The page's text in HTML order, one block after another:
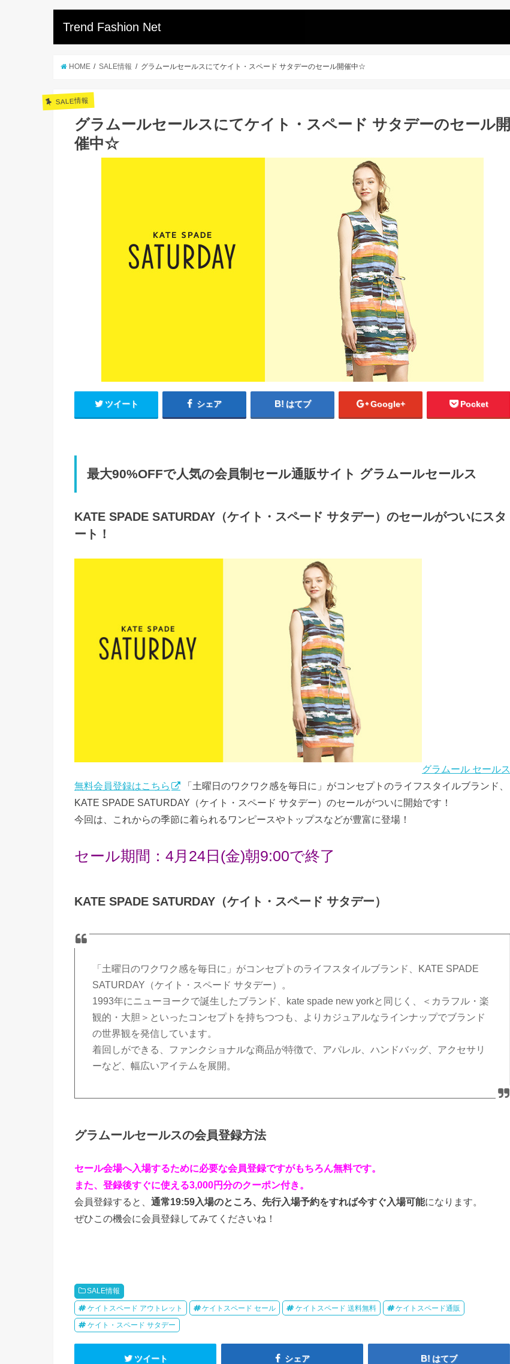
Trend Fashion Net
HOME SALE情報 グラムールセールスにてケイト・スペード サタデーのセール開催中☆
SALE情報
グラムールセールスにてケイト・スペード サタデーのセール開
催中☆
ツイート シェア はてブ Google+ Pocket
最大90%OFFで人気の会員制セール通販サイト グラムールセールス
KATE SPADE SATURDAY（ケイト・スペード サタデー）のセールがついにスタ
ート！
グラムール セールス
無料会員登録はこちら
「土曜日のワクワク感を毎日に」がコンセプトのライフスタイルブランド、
KATE SPADE SATURDAY（ケイト・スペード サタデー）のセールがついに開始です！
今回は、これからの季節に着られるワンピースやトップスなどが豊富に登場！
セール期間：4月24日(金)朝9:00で終了
KATE SPADE SATURDAY（ケイト・スペード サタデー）
「土曜日のワクワク感を毎日に」がコンセプトのライフスタイルブランド、KATE SPADE
SATURDAY（ケイト・スペード サタデー）。
1993年にニューヨークで誕生したブランド、kate spade new yorkと同じく、＜カラフル・楽
観的・大胆＞といったコンセプトを持ちつつも、よりカジュアルなラインナップでブランド
の世界観を発信しています。
着回しができる、ファンクショナルな商品が特徴で、アパレル、ハンドバッグ、アクセサリ
ーなど、幅広いアイテムを展開。
グラムールセールスの会員登録方法
セール会場へ入場するために必要な会員登録ですがもちろん無料です。
また、登録後すぐに使える3,000円分のクーポン付き。
会員登録すると、 通常19:59入場のところ、先行入場予約をすれば今すぐ入場可能になります。
ぜひこの機会に会員登録してみてくださいね！
SALE情報
ケイトスペード アウトレット ケイトスペード セール ケイトスペード 送料無料 ケイトスペード通販
ケイト・スペード サタデー
ツイート シェア はてブ